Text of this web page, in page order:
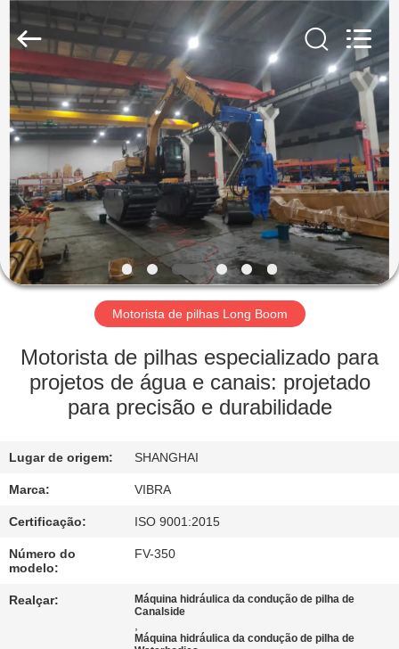
CASA
PRODUTOS
MOSTRA
DE
VR
NÓS
EXCURSÃO
FÁBRICA
CONTROLE
DA
QUALIDADE
CONTACTE-
Construction
Machinery
Ltd..
Rights
Reserved.
Motorista de pilhas Long Boom
Motorista de pilhas especializado para
projetos de água e canais: projetado
para precisão e durabilidade
Lugar de origem: SHANGHAI
Marca: VIBRA
Certificação: ISO 9001:2015
Número do
modelo:
FV-350
Realçar:
Máquina hidráulica da condução de pilha de
Canalside
,
Máquina hidráulica da condução de pilha de